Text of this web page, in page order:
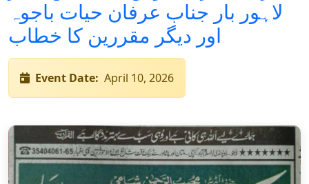
لاہور بار جناب عرفان حیات باجوہ
اور دیگر مقررین کا خطاب
Event Date: April 10, 2026